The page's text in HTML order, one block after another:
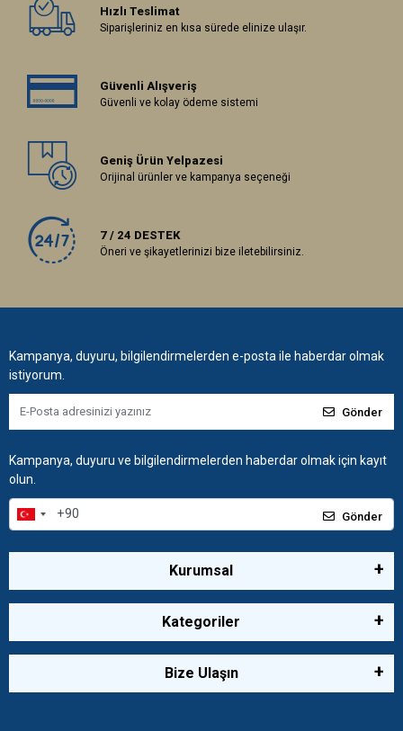
Hızlı Teslimat
Siparişleriniz en kısa sürede elinize ulaşır.
Güvenli Alışveriş
Güvenli ve kolay ödeme sistemi
Geniş Ürün Yelpazesi
Orijinal ürünler ve kampanya seçeneği
7 / 24 DESTEK
Öneri ve şikayetlerinizi bize iletebilirsiniz.
Kampanya, duyuru, bilgilendirmelerden e-posta ile haberdar olmak
istiyorum.
Gönder
Kampanya, duyuru ve bilgilendirmelerden haberdar olmak için kayıt
olun.
Gönder
Kurumsal
Kategoriler
Bize Ulaşın